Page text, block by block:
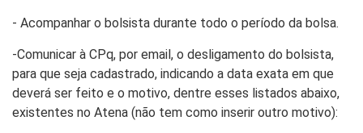
- Acompanhar o bolsista durante todo o período da bolsa.
-Comunicar à CPq, por email, o desligamento do bolsista,
para que seja cadastrado, indicando a data exata em que
deverá ser feito e o motivo, dentre esses listados abaixo,
existentes no Atena (não tem como inserir outro motivo):